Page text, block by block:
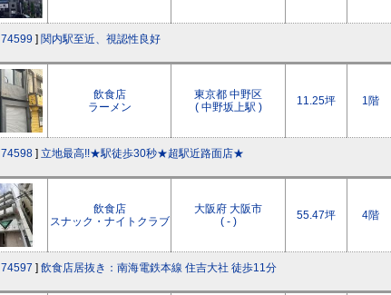
74599 ] 関内駅至近、視認性良好
飲食店
ラーメン
東京都 中野区
( 中野坂上駅 )
11.25坪 1階
74598 ] 立地最高!!★駅徒歩30秒★超駅近路面店★
飲食店
スナック・ナイトクラブ
大阪府 大阪市
( - )
55.47坪 4階
74597 ] 飲食店居抜き：南海電鉄本線 住吉大社 徒歩11分